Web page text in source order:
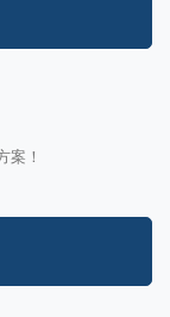
案！